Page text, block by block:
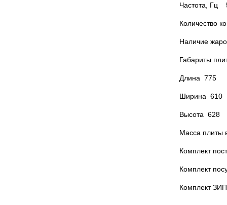
Частота, Гц
Наличие
Габариты
Длина 775
Ширина 610
Высота 628
Масса
Комплект
Комплект
Комплект